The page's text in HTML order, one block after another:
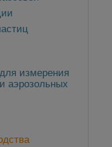
измерения
аэрозольных